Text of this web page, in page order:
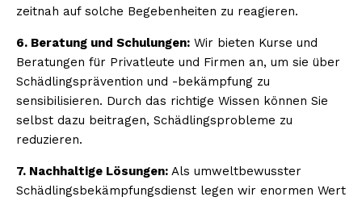
zeitnah auf solche Begebenheiten zu reagieren.
6. Beratung und Schulungen: Wir bieten Kurse und
Beratungen für Privatleute und Firmen an, um sie über
Schädlingsprävention und -bekämpfung zu
sensibilisieren. Durch das richtige Wissen können Sie
selbst dazu beitragen, Schädlingsprobleme zu
reduzieren.
7. Nachhaltige Lösungen: Als umweltbewusster
Schädlingsbekämpfungsdienst legen wir enormen Wert